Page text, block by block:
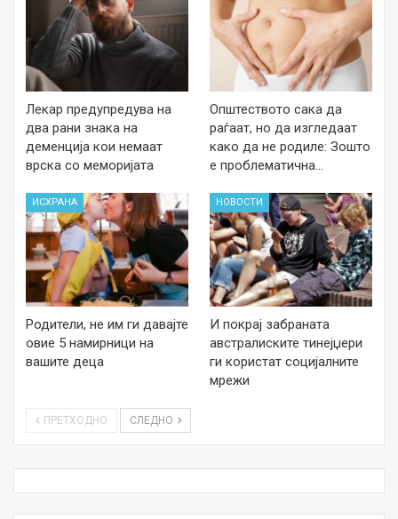
Лекар предупредува на
два рани знака на
деменција кои немаат
врска со меморијата
Општеството сака да
раѓаат, но да изгледаат
како да не родиле: Зошто
е проблематична…
ИСХРАНА
Родители, не им ги давајте
овие 5 намирници на
вашите деца
НОВОСТИ
И покрај забраната
австралиските тинејџери
ги користат социјалните
мрежи
ПРЕТХОДНО СЛЕДНО